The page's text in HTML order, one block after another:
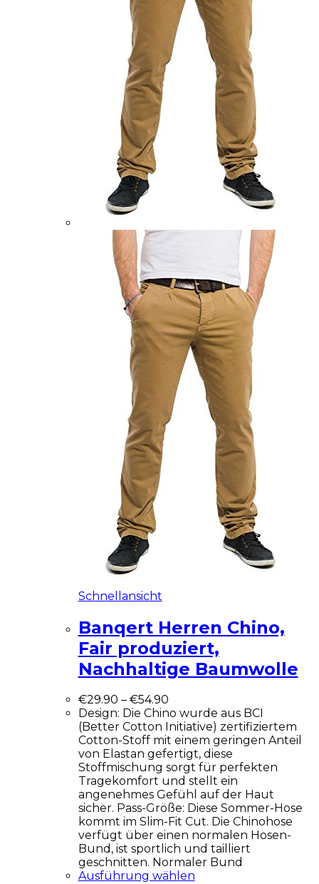
Schnellansicht
Banqert Herren Chino,
Fair produziert,
Nachhaltige Baumwolle
€29.90 – €54.90
Design: Die Chino wurde aus BCI
(Better Cotton Initiative) zertifiziertem
Cotton-Stoff mit einem geringen Anteil
von Elastan gefertigt, diese
Stoffmischung sorgt für perfekten
Tragekomfort und stellt ein
angenehmes Gefühl auf der Haut
sicher. Pass-Größe: Diese Sommer-Hose
kommt im Slim-Fit Cut. Die Chinohose
verfügt über einen normalen Hosen-
Bund, ist sportlich und tailliert
geschnitten. Normaler Bund
Ausführung wählen